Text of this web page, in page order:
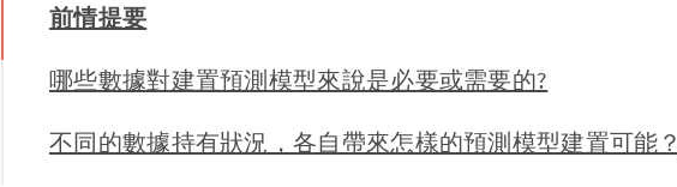
前情提要
哪些數據對建置預測模型來說是必要或需要的?
不同的數據持有狀況，各自帶來怎樣的預測模型建置可能？